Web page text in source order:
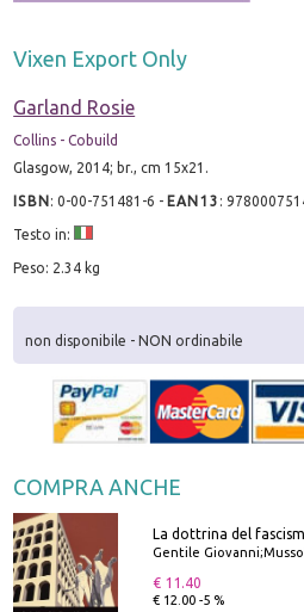
Vixen Export Only
Garland Rosie
Collins - Cobuild
Glasgow, 2014; br., cm 15x21.
ISBN:0-00-751481-6 - EAN13 :
Testo in:
Peso: 2.34 kg
non disponibile - NON ordinabile
COMPRA ANCHE
Gentile
€ 11.40
€ 12.00 -5 %